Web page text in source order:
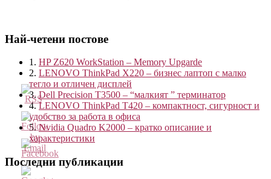
Най-четени постове
1. HP Z620 WorkStation – Memory Upgarde
2. LENOVO ThinkPad X220 – бизнес лаптоп с малко
тегло и отличен дисплей
3.Dell Precision T3500 – “малкият ” терминатор
4.LENOVO ThinkPad T420 – компактност, сигурност и
удобство за работа в офиса
5.Nvidia Quadro K2000 – кратко описание и
характеристики
Последни публикации